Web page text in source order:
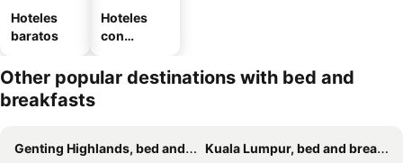
Hoteles
baratos
Hoteles
con
Other popular destinations with bed and
breakfasts
Genting Highlands, bed and breakfasts
Kuala Lumpur, bed and breakfasts